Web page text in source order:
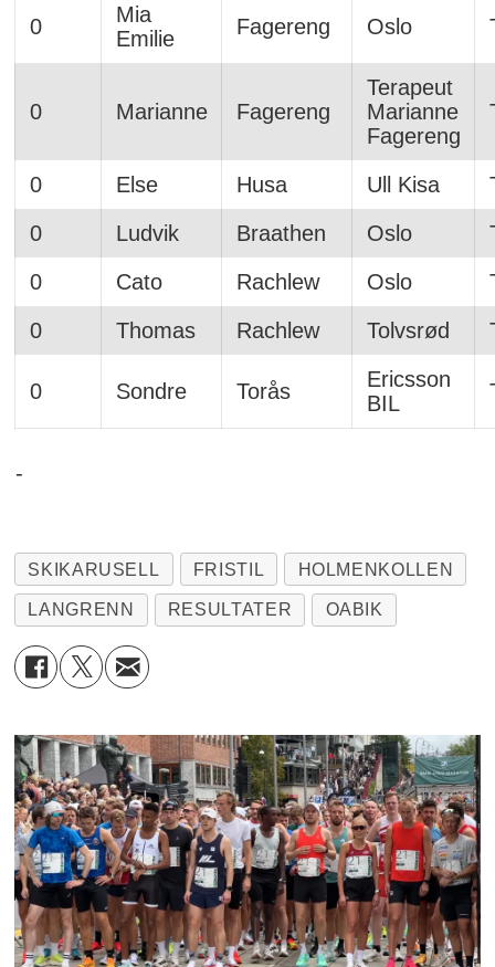
0
Mia
Emilie
Fagereng Oslo
0 Marianne Fagereng
Terapeut
Marianne
Fagereng
0 Else Husa Ull Kisa
0
Ludvik Braathen Oslo
0
Cato Rachlew Oslo
0
Thomas Rachlew Tolvsrød
0 Sondre Torås
Ericsson
BIL
-
SKIKARUSELL FRISTIL HOLMENKOLLEN
LANGRENN RESULTATER OABIK